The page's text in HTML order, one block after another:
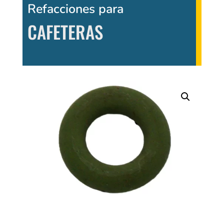
Refacciones para
CAFETERAS